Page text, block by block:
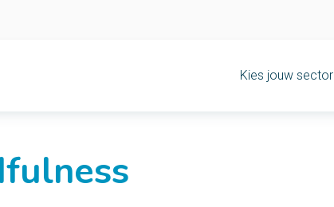
Kies jouw sector